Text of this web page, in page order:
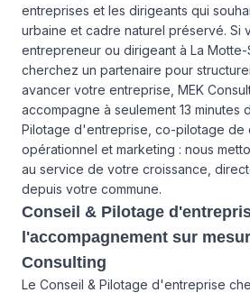
entreprises et les dirigeants qui
urbaine et cadre naturel préservé. Si
entrepreneur ou dirigeant à La
cherchez un partenaire pour
avancer votre entreprise, MEK
accompagne à seulement 13 minutes
Pilotage d'entreprise, co-pilotage de
opérationnel et marketing : nous
au service de votre croissance,
depuis votre commune.
Conseil & Pilotage
l'accompagnement sur
Consulting
Le Conseil & Pilotage d'entreprise